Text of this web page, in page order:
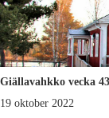
Giällavahkko vecka 43
19 oktober 2022